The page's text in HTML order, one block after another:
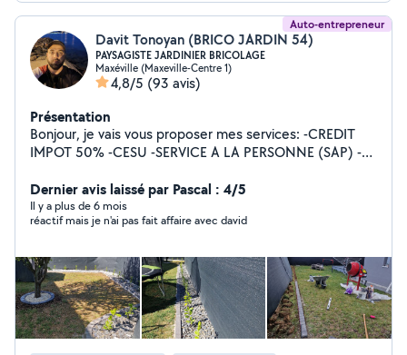
Auto-entrepreneur
Davit Tonoyan (BRICO JARDIN 54)
PAYSAGISTE JARDINIER BRICOLAGE
Maxéville (Maxeville-Centre 1)
4,8/5 (93 avis)
Présentation
Bonjour, je vais vous proposer mes services: -CREDIT
IMPOT 50% -CESU -SERVICE A LA PERSONNE (SAP) -
pelouse, débroussailleuse, motoculteur -Ramassage des
feuilles -Évacuation des déchets -Taille de haies,
fruitiers, rosiers -Nettoyage de terrasses -Nettoyage de
Nettoyage des massifs -Massonerie, Bricolage, Peinture,
Placo, Carrelage Je suis dans l'attente de vos
demandes. Cordialement.
Dernier avis laissé par Pascal : 4/5
Il y a plus de 6 mois
réactif mais je n'ai pas fait affaire avec david